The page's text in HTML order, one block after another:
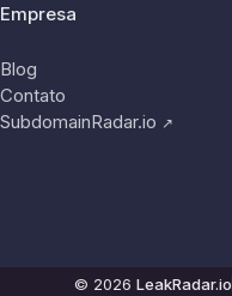
Empresa
Blog
Contato
SubdomainRadar.io ↗
© 2026 LeakRadar.io